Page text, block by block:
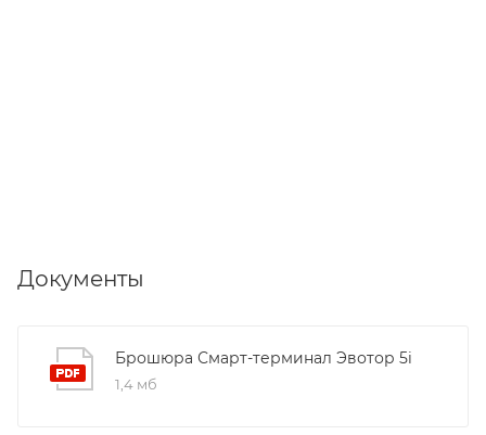
Документы
Брошюра Смарт-терминал Эвотор 5i
1,4 мб